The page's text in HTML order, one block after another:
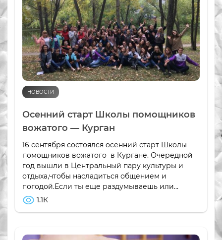
НОВОСТИ
Осенний старт Школы помощников
вожатого — Курган
16 сентября состоялся осенний старт Школы
помощников вожатого в Кургане. Очередной
год вышли в Центральный пару культуры и
отдыха,чтобы насладиться общением и
погодой.Если ты еще раздумываешь или...
1.1К